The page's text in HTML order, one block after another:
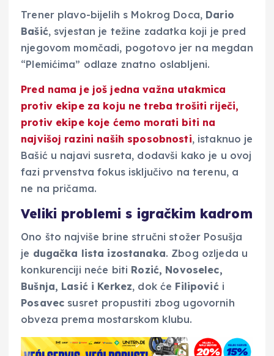
Trener plavo-bijelih s Mokrog Doca, Dario
Bašić, svjestan je težine zadatka koji je pred
njegovom momčadi, pogotovo jer na megdan
“Plemićima” odlaze znatno oslabljeni.
Pred nama je još jedna važna utakmica
protiv ekipe za koju ne treba trošiti riječi,
protiv ekipe koje ćemo morati biti na
najvišoj razini naših sposobnosti, istaknuo je
Bašić u najavi susreta, dodavši kako je u ovoj
fazi prvenstva fokus isključivo na terenu, a
ne na pričama.
Veliki problemi s igračkim kadrom
Ono što najviše brine stručni stožer Posušja
je dugačka lista izostanaka. Zbog ozljeda u
konkurenciji neće biti Rozić, Novoselec,
Bušnja, Lasić i Kerkez, dok će Filipovići
Posavec susret propustiti zbog ugovornih
obveza prema mostarskom klubu.